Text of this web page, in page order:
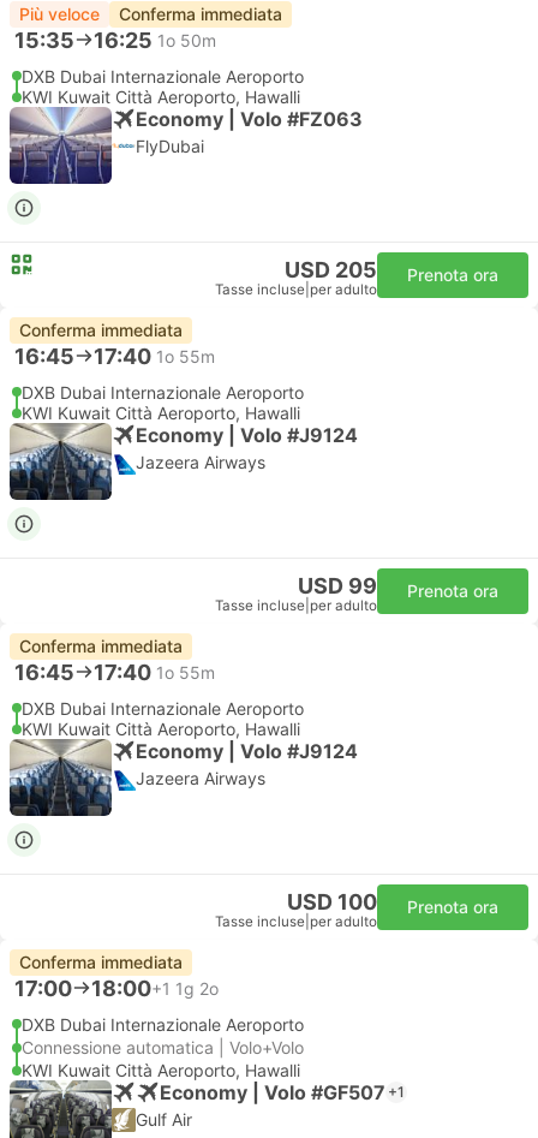
Più veloce Conferma immediata
15:35 16:25 1o 50m
DXB Dubai Internazionale Aeroporto
KWI Kuwait Città Aeroporto, Hawalli
Economy | Volo #FZ063
FlyDubai
USD 205
Tasse incluse per adulto
Prenota ora
Conferma immediata
16:45 17:40 1o 55m
DXB Dubai Internazionale Aeroporto
KWI Kuwait Città Aeroporto, Hawalli
Economy | Volo #J9124
Jazeera Airways
USD 99
Tasse incluse per adulto
Prenota ora
Conferma immediata
16:45 17:40 1o 55m
DXB Dubai Internazionale Aeroporto
KWI Kuwait Città Aeroporto, Hawalli
Economy | Volo #J9124
Jazeera Airways
USD 100
Tasse incluse per adulto
Prenota ora
Conferma immediata
17:00 18:00+1 1g 2o
DXB Dubai Internazionale Aeroporto
Connessione automatica | Volo+Volo
KWI Kuwait Città Aeroporto, Hawalli
Economy | Volo #GF507 +1
Gulf Air